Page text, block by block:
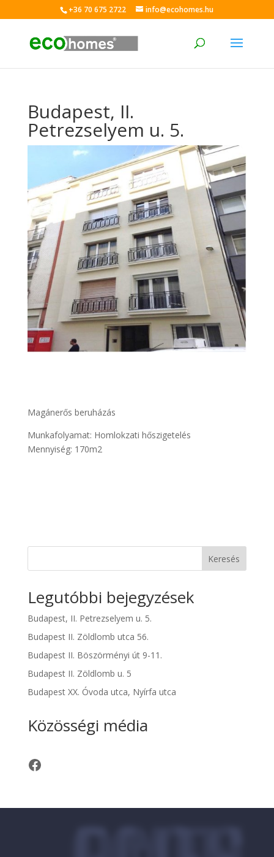
+36 70 675 2722 info@ecohomes.hu
Budapest, II.
Petrezselyem u. 5.
Magánerős beruházás
Munkafolyamat: Homlokzati hőszigetelés
Mennyiség: 170m2
Keresés
Legutóbbi bejegyzések
Budapest, II. Petrezselyem u. 5.
Budapest II. Zöldlomb utca 56.
Budapest II. Böszörményi út 9-11.
Budapest II. Zöldlomb u. 5
Budapest XX. Óvoda utca, Nyírfa utca
Közösségi média
Facebook